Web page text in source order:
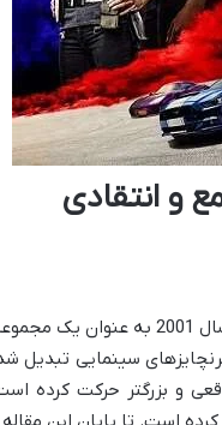
) از آغاز به کار خود در
فرنچایزهای سینمایی
و بزرگتر حرکت کرده